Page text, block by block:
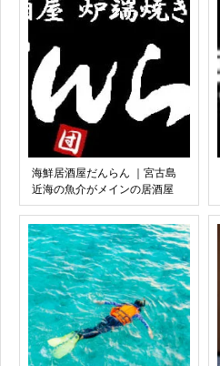
海鮮居酒屋だんらん ｜宮古島
近海の魚介がメインの居酒屋